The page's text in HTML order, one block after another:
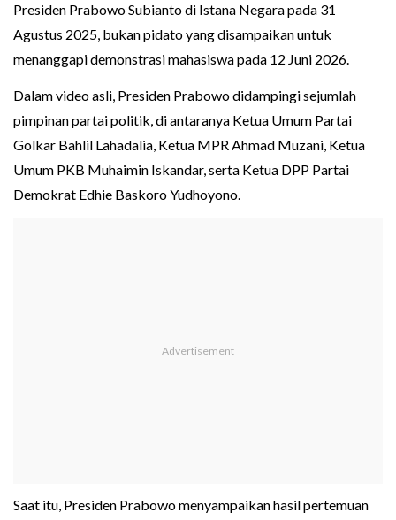
Presiden Prabowo Subianto di Istana Negara pada 31
Agustus 2025, bukan pidato yang disampaikan untuk
menanggapi demonstrasi mahasiswa pada 12 Juni 2026.
Dalam video asli, Presiden Prabowo didampingi sejumlah
pimpinan partai politik, di antaranya Ketua Umum Partai
Golkar Bahlil Lahadalia, Ketua MPR Ahmad Muzani, Ketua
Umum PKB Muhaimin Iskandar, serta Ketua DPP Partai
Demokrat Edhie Baskoro Yudhoyono.
Saat itu, Presiden Prabowo menyampaikan hasil pertemuan